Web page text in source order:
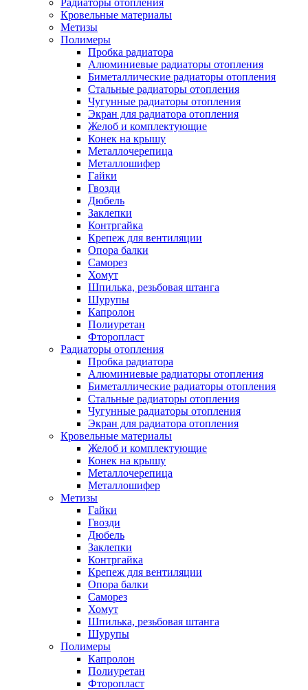
Радиаторы отопления
Кровельные материалы
Метизы
Полимеры
Пробка радиатора
Алюминиевые радиаторы отопления
Биметаллические радиаторы отопления
Стальные радиаторы отопления
Чугунные радиаторы отопления
Экран для радиатора отопления
Желоб и комплектующие
Конек на крышу
Металлочерепица
Металлошифер
Гайки
Гвозди
Дюбель
Заклепки
Контргайка
Крепеж для вентиляции
Опора балки
Саморез
Хомут
Шпилька, резьбовая штанга
Шурупы
Капролон
Полиуретан
Фторопласт
Радиаторы отопления
Пробка радиатора
Алюминиевые радиаторы отопления
Биметаллические радиаторы отопления
Стальные радиаторы отопления
Чугунные радиаторы отопления
Экран для радиатора отопления
Кровельные материалы
Желоб и комплектующие
Конек на крышу
Металлочерепица
Металлошифер
Метизы
Гайки
Гвозди
Дюбель
Заклепки
Контргайка
Крепеж для вентиляции
Опора балки
Саморез
Хомут
Шпилька, резьбовая штанга
Шурупы
Полимеры
Капролон
Полиуретан
Фторопласт